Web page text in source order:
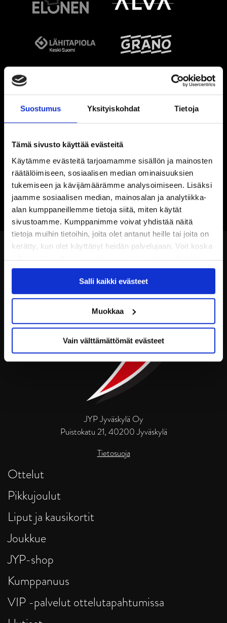
Suostumus Yksityiskohdat Tietoja
Tämä sivusto käyttää evästeitä
Käytämme evästeitä tarjoamamme sisällön ja mainosten
räätälöimiseen, sosiaalisen median ominaisuuksien
tukemiseen ja kävijämäärämme analysoimiseen. Lisäksi
jaamme sosiaalisen median, mainosalan ja analytiikka-
alan kumppaneillemme tietoja siitä, miten käytät
sivustoamme. Kumppanimme voivat yhdistää näitä
tietoja muihin tietoihin, joita olet antanut heille tai joita on
kerätty, kun olet käyttänyt heidän palvelujaan. Voit koska
tahansa kumota tai muuttaa suostumustasi evästeiden
käytöstäEvästeet-sivultamme.
Salli kaikki evästeet
Muokkaa
Vain välttämättömät evästeet
JYP Jyväskylä Oy
Puistokatu 21, 40200 Jyväskylä
Tietosuoja
Ottelut
Pikkujoulut
Liput ja kausikortit
Joukkue
JYP-shop
Kumppanuus
VIP -palvelut ottelutapahtumissa